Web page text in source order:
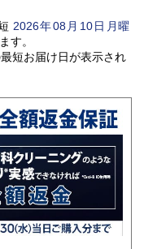
2026年08 月 10日月曜
す。
短お届け日が表示され